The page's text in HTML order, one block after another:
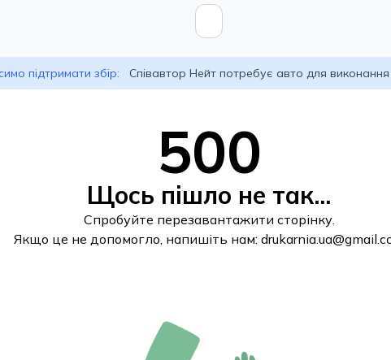
підтримати збір: Співавтор Нейт потребує авто для
500
Щось пішло не так...
Спробуйте перезавантажити сторінку.
Якщо це не допомогло, напишіть нам: